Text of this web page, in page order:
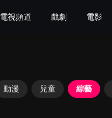
電視頻道 戲劇 電影
動漫 兒童 綜藝